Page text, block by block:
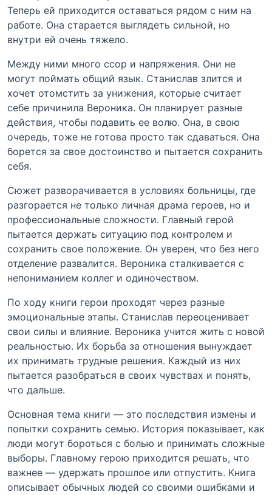
Теперь ей приходится оставаться рядом с ним на
работе. Она старается выглядеть сильной, но
внутри ей очень тяжело.
Между ними много ссор и напряжения. Они не
могут поймать общий язык. Станислав злится и
хочет отомстить за унижения, которые считает
себе причинила Вероника. Он планирует разные
действия, чтобы подавить ее волю. Она, в свою
очередь, тоже не готова просто так сдаваться. Она
борется за свое достоинство и пытается сохранить
себя.
Сюжет разворачивается в условиях больницы, где
разгорается не только личная драма героев, но и
профессиональные сложности. Главный герой
пытается держать ситуацию под контролем и
сохранить свое положение. Он уверен, что без него
отделение развалится. Вероника сталкивается с
непониманием коллег и одиночеством.
По ходу книги герои проходят через разные
эмоциональные этапы. Станислав переоценивает
свои силы и влияние. Вероника учится жить с новой
реальностью. Их борьба за отношения вынуждает
их принимать трудные решения. Каждый из них
пытается разобраться в своих чувствах и понять,
что дальше.
Основная тема книги — это последствия измены и
попытки сохранить семью. История показывает, как
люди могут бороться с болью и принимать сложные
выборы. Главному герою приходится решать, что
важнее — удержать прошлое или отпустить. Книга
описывает обычных людей со своими ошибками и